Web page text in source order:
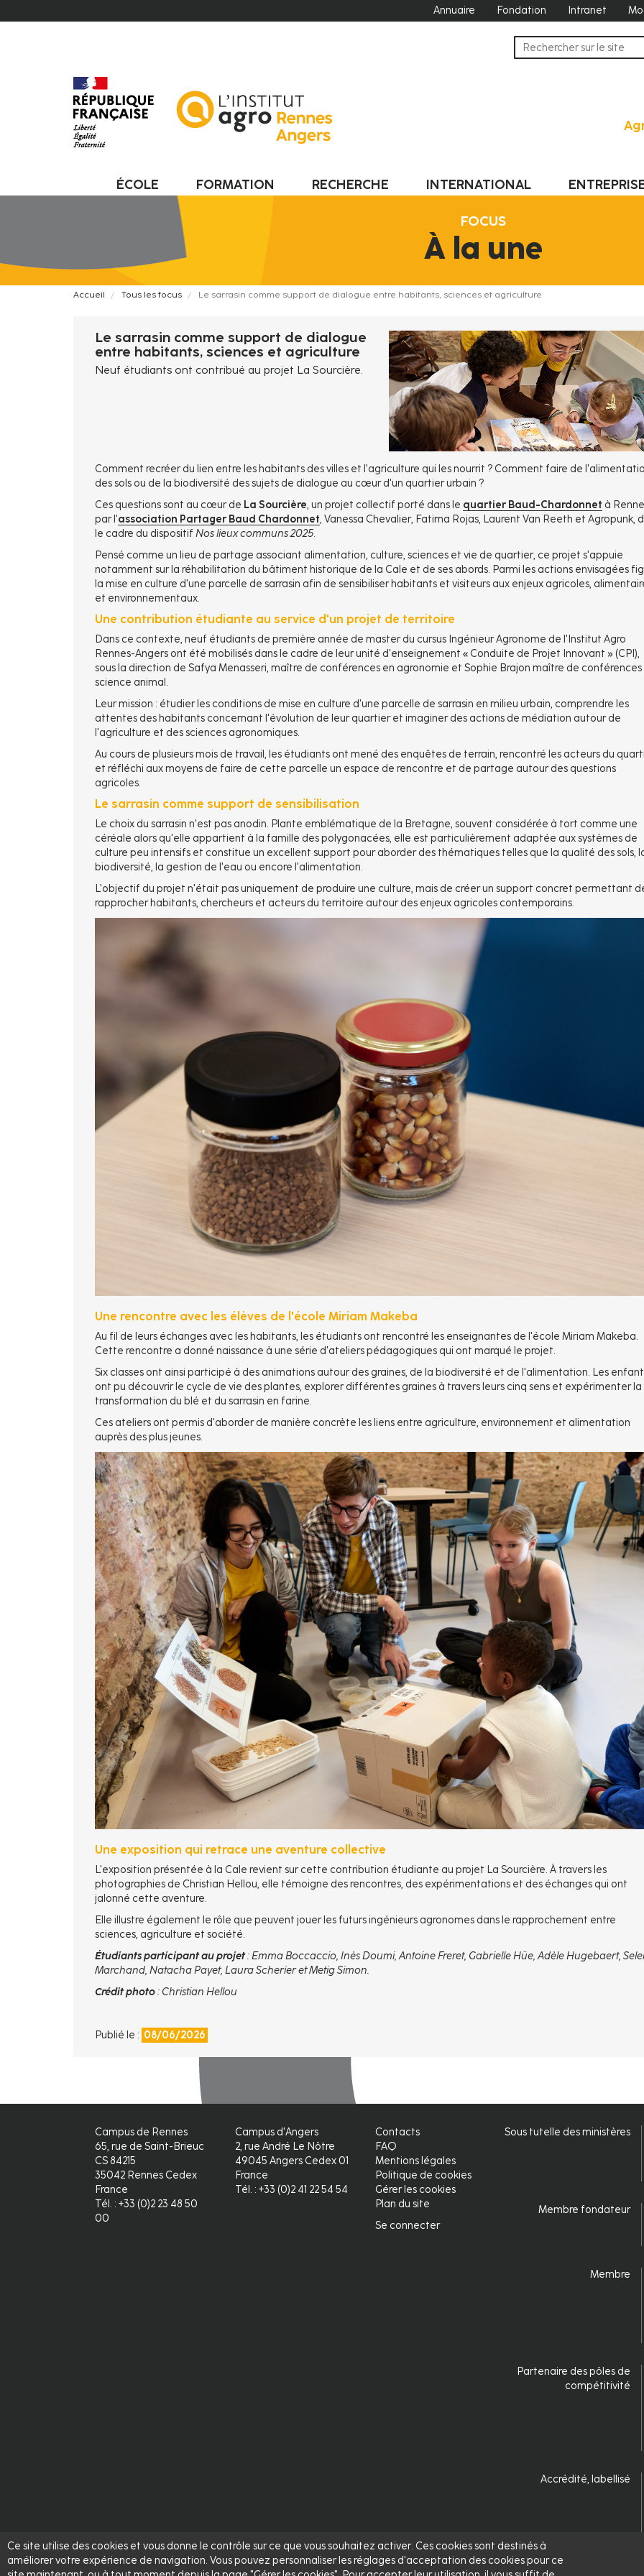
au
Annuaire Fondation Intranet
ÉCOLE FORMATION RECHERCHE INTERNATIONAL
FOCUS
À la une
Fil
Accueil Tous les focus Le sarrasin comme support de dialogue entre habitants, sciences et agriculture
Ce site utilise des cookies et vous donne le contrôle sur ce que vous souhaitez activer. Ces cookies sont destinés à
améliorer votre expérience de navigation. Vous pouvez personnaliser les réglages d'acceptation des cookies pour ce
Le sarrasin comme support de dialogue
entre habitants, sciences et agriculture
Neuf étudiants ont contribué au projet La Sourcière.
Comment recréer du lien entre les habitants des villes et l'agriculture qui les nourrit ? Comment faire de
des sols ou de la biodiversité des sujets de dialogue au cœur d'un quartier urbain ?
Ces questions sont au cœur de La Sourcière, un projet collectif porté dans le quartier Baud-Chardonnet à
par l'association Partager Baud Chardonnet, Vanessa Chevalier, Fatima Rojas, Laurent Van Reeth et Agropunk,
le cadre du dispositif Nos lieux communs 2025.
Pensé comme un lieu de partage associant alimentation, culture, sciences et vie de quartier, ce projet s'appuie
notamment sur la réhabilitation du bâtiment historique de la Cale et de ses abords. Parmi les actions envisagées
la mise en culture d'une parcelle de sarrasin afin de sensibiliser habitants et visiteurs aux enjeux agricoles,
et environnementaux.
Une contribution étudiante au service d'un projet de territoire
Dans ce contexte, neuf étudiants de première année de master du cursus Ingénieur Agronome de l'Institut Agro
Rennes-Angers ont été mobilisés dans le cadre de leur unité d'enseignement « Conduite de Projet Innovant » (CPI),
sous la direction de Safya Menasseri, maître de conférences en agronomie et Sophie Brajon maître de conférences
science animal.
Leur mission : étudier les conditions de mise en culture d'une parcelle de sarrasin en milieu urbain, comprendre les
attentes des habitants concernant l'évolution de leur quartier et imaginer des actions de médiation autour de
l'agriculture et des sciences agronomiques.
Au cours de plusieurs mois de travail, les étudiants ont mené des enquêtes de terrain, rencontré les acteurs du
et réfléchi aux moyens de faire de cette parcelle un espace de rencontre et de partage autour des questions
agricoles.
Le sarrasin comme support de sensibilisation
Le choix du sarrasin n'est pas anodin. Plante emblématique de la Bretagne, souvent considérée à tort comme une
céréale alors qu'elle appartient à la famille des polygonacées, elle est particulièrement adaptée aux systèmes de
culture peu intensifs et constitue un excellent support pour aborder des thématiques telles que la qualité des sols,
biodiversité, la gestion de l'eau ou encore l'alimentation.
L'objectif du projet n'était pas uniquement de produire une culture, mais de créer un support concret permettant
rapprocher habitants, chercheurs et acteurs du territoire autour des enjeux agricoles contemporains.
Une rencontre avec les élèves de l'école Miriam Makeba
Au fil de leurs échanges avec les habitants, les étudiants ont rencontré les enseignantes de l'école Miriam Makeba.
Cette rencontre a donné naissance à une série d'ateliers pédagogiques qui ont marqué le projet.
Six classes ont ainsi participé à des animations autour des graines, de la biodiversité et de l'alimentation. Les
ont pu découvrir le cycle de vie des plantes, explorer différentes graines à travers leurs cinq sens et expérimenter la
transformation du blé et du sarrasin en farine.
Ces ateliers ont permis d'aborder de manière concrète les liens entre agriculture, environnement et alimentation
auprès des plus jeunes.
Une exposition qui retrace une aventure collective
L'exposition présentée à la Cale revient sur cette contribution étudiante au projet La Sourcière. À travers les
photographies de Christian Hellou, elle témoigne des rencontres, des expérimentations et des échanges qui ont
jalonné cette aventure.
Elle illustre également le rôle que peuvent jouer les futurs ingénieurs agronomes dans le rapprochement entre
sciences, agriculture et société.
Étudiants participant au projet: Emma Boccaccio, Inès Doumi, Antoine Freret, Gabrielle Hüe, Adèle Hugebaert,
Marchand, Natacha Payet, Laura Scherier et Metig Simon.
Crédit photo: Christian Hellou
Publié le : 08/06/2026
Campus de Rennes
65, rue de Saint-Brieuc
CS 84215
35042 Rennes Cedex
France
Tél. : +33 (0)2 23 48 50
00
Campus d'Angers
2, rue André Le Nôtre
49045 Angers Cedex 01
France
Tél. : +33 (0)2 41 22 54 54
Contacts
FAQ
Mentions légales
Politique de cookies
Gérer les cookies
Plan du site
Se connecter
Sous tutelle des ministères
Membre fondateur
Membre
Partenaire des pôles de
compétitivité
Accrédité, labellisé